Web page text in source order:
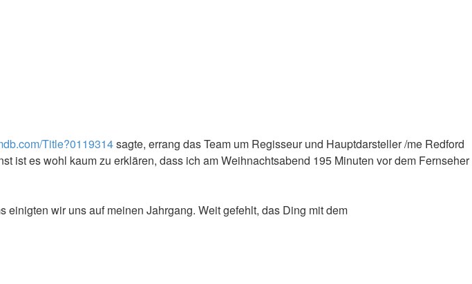
Title?0119314sagte, errang das Team um Regisseur und Hauptdarsteller /me Redford
ist es wohl kaum zu erklären, dass ich am Weihnachtsabend 195 Minuten vor dem Fernseher
wir uns auf meinen Jahrgang. Weit gefehlt, das Ding mit dem